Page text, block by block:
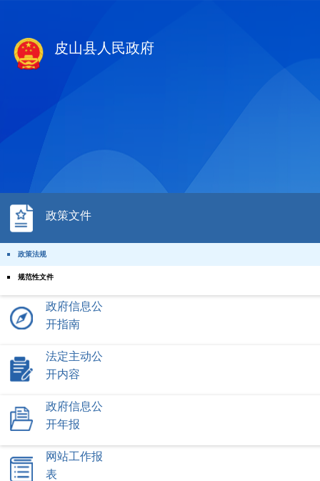
皮山县人民政府
政策文件
政策法规
规范性文件
国务院文件
自治区文件
政府信息公
开指南
法定主动公
开内容
政府信息公
开年报
网站工作报
表